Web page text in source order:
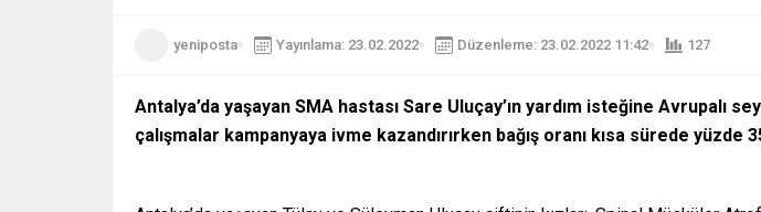
yeniposta Yayınlama: 23.02.2022 Düzenleme: 23.02.2022 11:42 127
Antalya’da yaşayan SMA hastası Sare Uluçay’ın yardım isteğine
çalışmalar kampanyaya ivme kazandırırken bağış oranı kısa sürede yüzde